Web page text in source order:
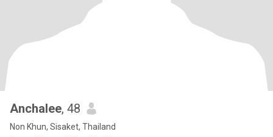
Anchalee, 48
Non Khun, Sisaket, Thailand